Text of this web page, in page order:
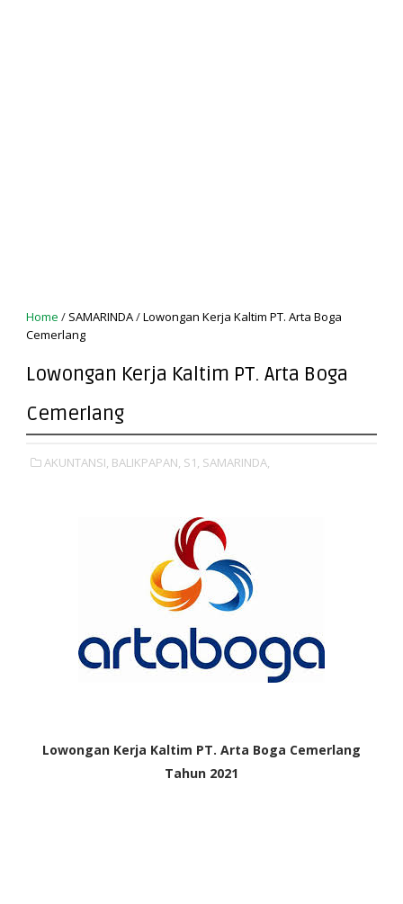
Home / SAMARINDA/Lowongan Kerja Kaltim PT. Arta Boga
Cemerlang
Lowongan Kerja Kaltim PT. Arta Boga
Cemerlang
AKUNTANSI, BALIKPAPAN, S1, SAMARINDA,
Lowongan Kerja Kaltim PT. Arta Boga Cemerlang
Tahun 2021